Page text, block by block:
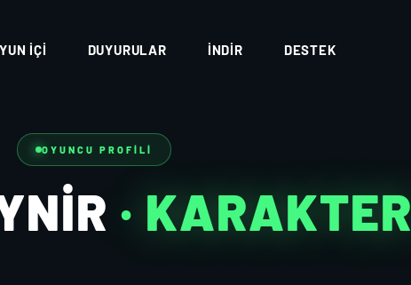
İÇI DUYURULAR İNDIR DESTEK
OYUNCU PROFILI
· KARAKTER